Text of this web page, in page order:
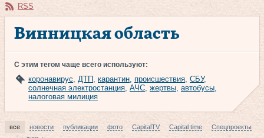
RSS
Винницкая область
С этим тегом чаще всего используют:
коронавирус, ДТП , карантин, происшествия, СБУ,
солнечная электростанция, АЧС, жертвы, автобусы,
налоговая милиция
все новости публикации фото CapitalTV Capital time
Спецпроекты